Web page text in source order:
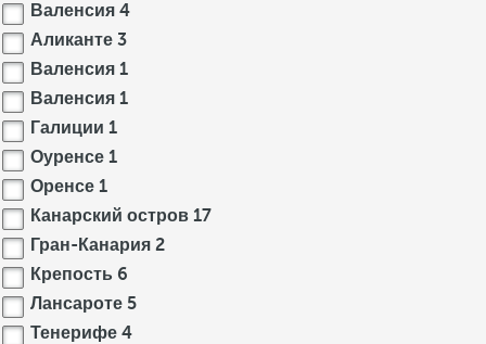
Валенсия 4
Аликанте 3
Валенсия 1
Валенсия 1
Галиции 1
Оуренсе 1
Оренсе 1
Канарский остров 17
Гран-Канария 2
Крепость 6
Лансароте 5
Тенерифе 4